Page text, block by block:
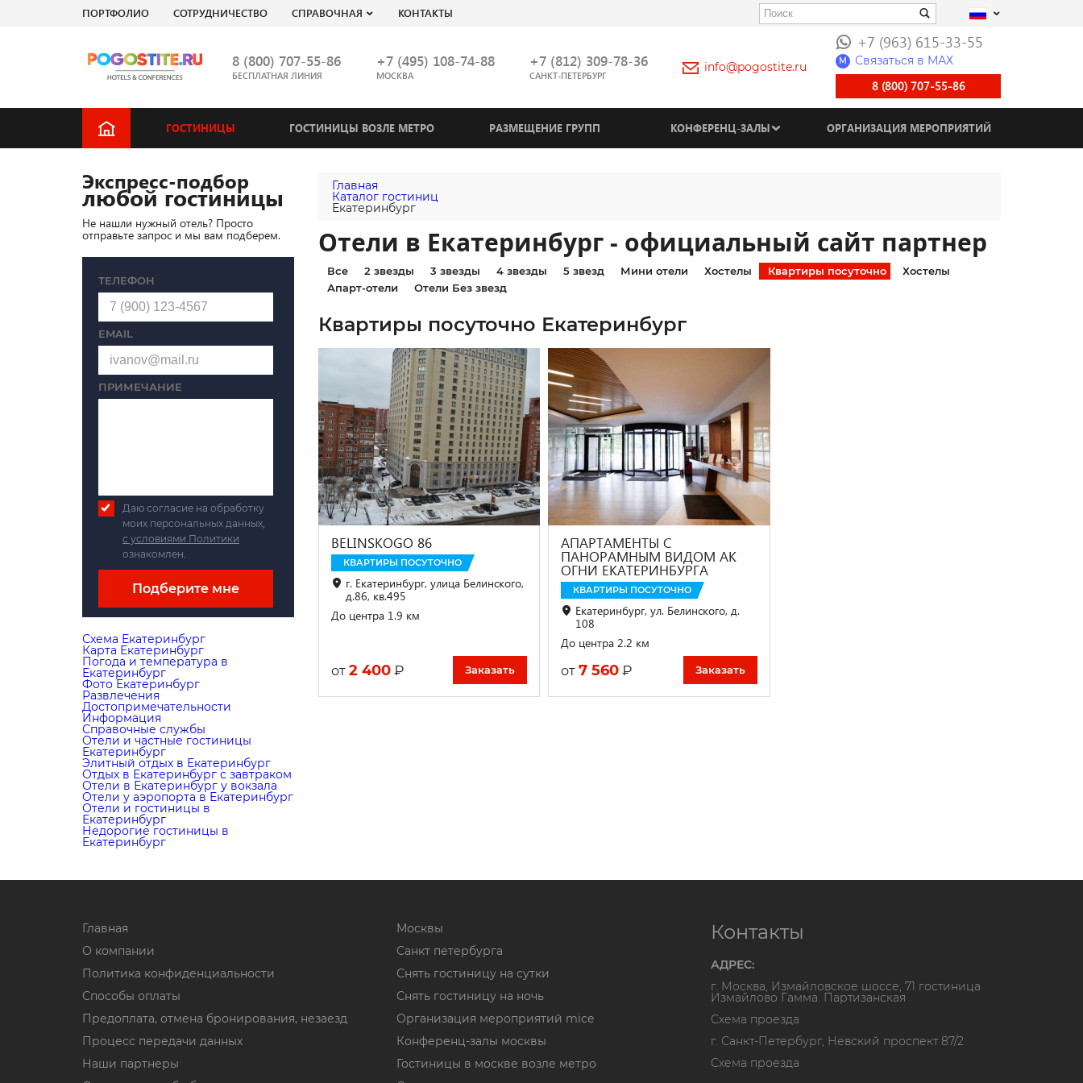
ПОРТФОЛИО СОТРУДНИЧЕСТВО СПРАВОЧНАЯ КОНТАКТЫ
8 (800) 707-55-86
БЕСПЛАТНАЯ ЛИНИЯ
+7 (495) 108-74-88
МОСКВА
+7 (812) 309-78-36
САНКТ-ПЕТЕРБУРГ
info@pogostite.ru
+7 (963) 615-33-55
M Связаться в МАХ
8 (800) 707-55-86
ГОСТИНИЦЫ ГОСТИНИЦЫ ВОЗЛЕ МЕТРО РАЗМЕЩЕНИЕ ГРУПП КОНФЕРЕНЦ-ЗАЛЫ ОРГАНИЗАЦИЯ МЕРОПРИЯТИЙ
Главная
Каталог гостиниц
Екатеринбург
Отели в Екатеринбург - официальный сайт партнер
Все 2 звезды 3 звезды 4 звезды 5 звезд Мини отели Хостелы Квартиры посуточно
Хостелы
Апарт-отели
Отели Без звезд
Квартиры посуточно Екатеринбург
BELINSKOGO 86
КВАРТИРЫ ПОСУТОЧНО
г. Екатеринбург, улица Белинского,
д.86, кв.495
До центра 1.9 км
от 2 400 ₽ Заказать
АПАРТАМЕНТЫ С
ПАНОРАМНЫМ ВИДОМ АК
ОГНИ ЕКАТЕРИНБУРГА
КВАРТИРЫ ПОСУТОЧНО
Екатеринбург, ул. Белинского, д.
108
До центра 2.2 км
от7 560 ₽ Заказать
Экспресс-подбор
любой гостиницы
Не нашли нужный отель? Просто
отправьте запрос и мы вам подберем.
ТЕЛЕФОН
EMAIL
ПРИМЕЧАНИЕ
Даю согласие на обработку
моих персональных данных,
с условиями Политики
ознакомлен.
Подберите мне
Схема Екатеринбург
Карта Екатеринбург
Погода и температура в
Екатеринбург
Фото Екатеринбург
Развлечения
Достопримечательности
Информация
Справочные службы
Отели и частные гостиницы
Екатеринбург
Элитный отдых в Екатеринбург
Отдых в Екатеринбург с завтраком
Отели в Екатеринбург у вокзала
Отели у аэропорта в Екатеринбург
Отели и гостиницы в
Екатеринбург
Недорогие гостиницы в
Екатеринбург
Главная
О компании
Политика конфиденциальности
Способы оплаты
Предоплата, отмена бронирования, незаезд
Процесс передачи данных
Наши партнеры
Москвы
Санкт петербурга
Снять гостиницу на сутки
Снять гостиницу на ночь
Организация мероприятий mice
Конференц-залы москвы
Гостиницы в москве возле метро
Контакты
АДРЕС:
г. Москва, Измайловское шоссе, 71 гостиница
Измайлово Гамма. Партизанская
Схема проезда
г. Санкт-Петербург, Невский проспект 87/2
Схема проезда